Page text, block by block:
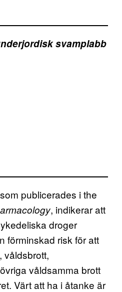
svamplabb
publicerades i the
, indikerar att
droger
förminskad risk för att
våldsbrott,
våldsamma brott
Värt att ha i åtanke är